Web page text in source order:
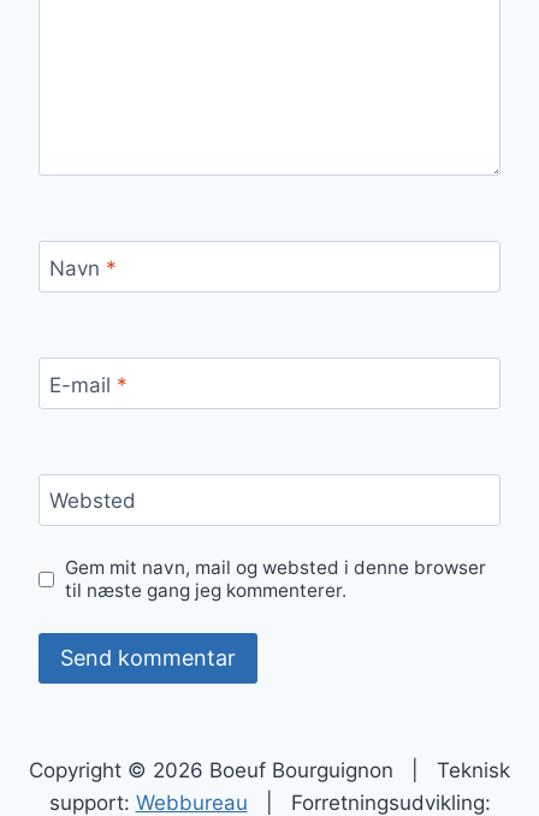
Navn *
E-mail *
Websted
Gem mit navn, mail og websted i denne browser
til næste gang jeg kommenterer.
Copyright © 2026 Boeuf Bourguignon | Teknisk
support: Webbureau | Forretningsudvikling: